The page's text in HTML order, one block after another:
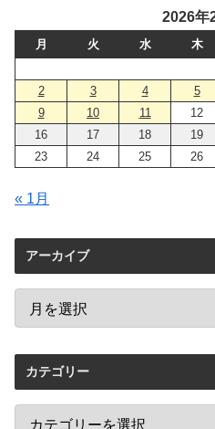
2026年
月 火 水 木
2
3 4 5
9
10 11 12
16
17 18 19
23
24 25 26
« 1月
アーカイブ
カテゴリー